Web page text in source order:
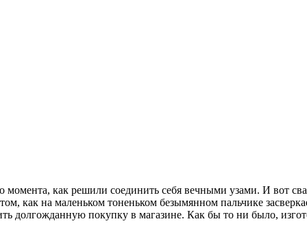
как решили соединить себя вечными узами. И вот
как на маленьком тоненьком безымянном пальчике
долгожданную покупку в магазине. Как бы то ни было,